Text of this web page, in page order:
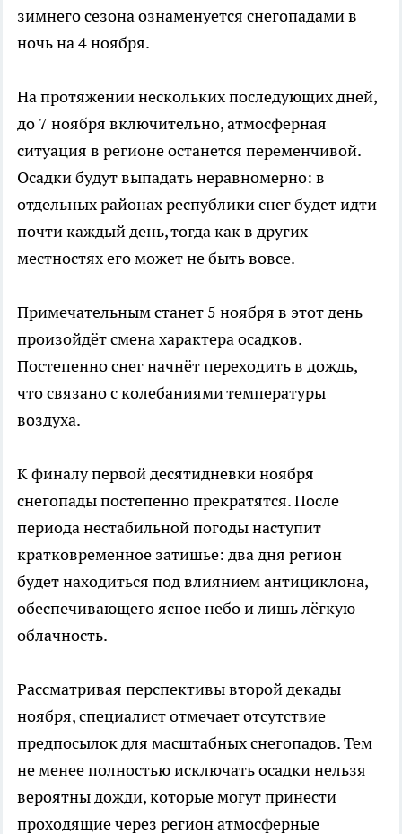
зимнего сезона ознаменуется снегопадами в
ночь на 4 ноября.
На протяжении нескольких последующих дней,
до 7 ноября включительно, атмосферная
ситуация в регионе останется переменчивой.
Осадки будут выпадать неравномерно: в
отдельных районах республики снег будет идти
почти каждый день, тогда как в других
местностях его может не быть вовсе.
Примечательным станет 5 ноября в этот день
произойдёт смена характера осадков.
Постепенно снег начнёт переходить в дождь,
что связано с колебаниями температуры
воздуха.
К финалу первой десятидневки ноября
снегопады постепенно прекратятся. После
периода нестабильной погоды наступит
кратковременное затишье: два дня регион
будет находиться под влиянием антициклона,
обеспечивающего ясное небо и лишь лёгкую
облачность.
Рассматривая перспективы второй декады
ноября, специалист отмечает отсутствие
предпосылок для масштабных снегопадов. Тем
не менее полностью исключать осадки нельзя
вероятны дожди, которые могут принести
проходящие через регион атмосферные